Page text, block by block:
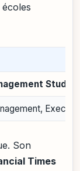
Studies
Son
Times